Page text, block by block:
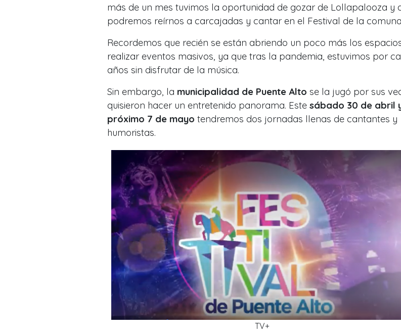
más de un mes tuvimos la oportunidad de gozar de Lollapalooza y
podremos reírnos a carcajadas y cantar en el Festival de la
Recordemos que recién se están abriendo un poco más los
realizar eventos masivos, ya que tras la pandemia, estuvimos por
años sin disfrutar de la música.
Sin embargo, la municipalidad de Puente Alto se la jugó por sus
quisieron hacer un entretenido panorama. Este sábado 30 de abril
próximo 7 de mayo tendremos dos jornadas llenas de cantantes y
humoristas.
TV+